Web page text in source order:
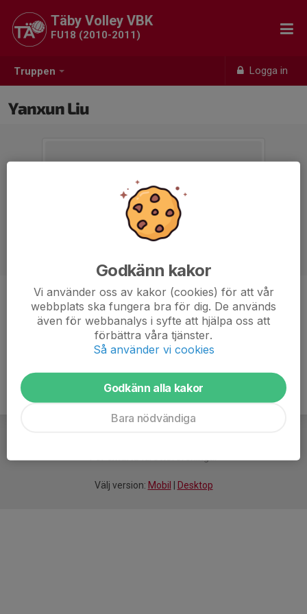
Truppen Logga in
Täby Volley VBK
FU18 (2010-2011)
Yanxun Liu
Position
-
16 år
Försmartaidrottsföreningar
Välj version: Mobil Desktop
Godkänn kakor
Vi använder oss av kakor (cookies) för att vår
webbplats ska fungera bra för dig. De används
även för webbanalys i syfte att hjälpa oss att
förbättra våra tjänster.
Så använder vi cookies
Godkänn alla kakor
Bara nödvändiga